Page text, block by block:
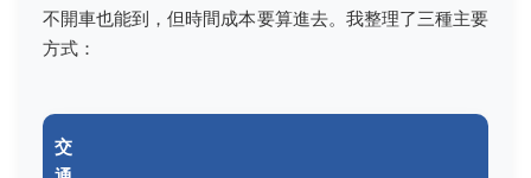
不開車也能到，但時間成本要算進去。我整理了三種主要
方式：
交